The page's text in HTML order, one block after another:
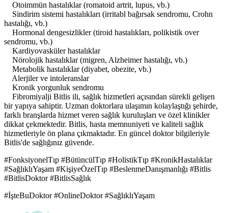
Otoimmün hastalıklar (romatoid artrit, lupus, vb.)
Sindirim sistemi hastalıkları (irritabl bağırsak sendromu, Crohn
hastalığı, vb.)
Hormonal dengesizlikler (tiroid hastalıkları, polikistik over
sendromu, vb.)
Kardiyovasküler hastalıklar
Nörolojik hastalıklar (migren, Alzheimer hastalığı, vb.)
Metabolik hastalıklar (diyabet, obezite, vb.)
Alerjiler ve intoleranslar
Kronik yorgunluk sendromu
Fibromiyalji Bitlis ili, sağlık hizmetleri açısından sürekli gelişen
bir yapıya sahiptir. Uzman doktorlara ulaşımın kolaylaştığı şehirde,
farklı branşlarda hizmet veren sağlık kuruluşları ve özel klinikler
dikkat çekmektedir. Bitlis, hasta memnuniyeti ve kaliteli sağlık
hizmetleriyle ön plana çıkmaktadır. En güncel doktor bilgileriyle
Bitlis'de sağlığınız güvende.
#FonksiyonelTıp #BütüncülTıp #HolistikTıp #KronikHastalıklar
#SağlıklıYaşam #KişiyeÖzelTıp #BeslenmeDanışmanlığı #Bitlis
#BitlisDoktor #BitlisSağlık
#İşteBuDoktor #OnlineDoktor #SağlıklıYaşam